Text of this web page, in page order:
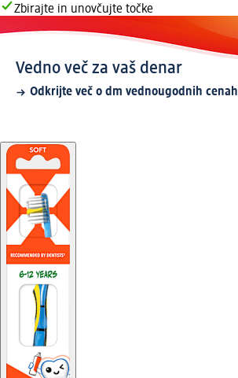
Zbirajte in unovčujte točke
Vedno več za vaš denar
Odkrijte več o dm vednougodnih cenah